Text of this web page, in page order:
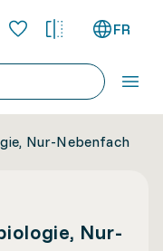
FR
Nur-Nebenfach
Nur-